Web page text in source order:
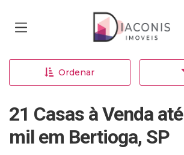
Página inicial
Ordenar
21 Casas à Venda
mil em Bertioga, SP